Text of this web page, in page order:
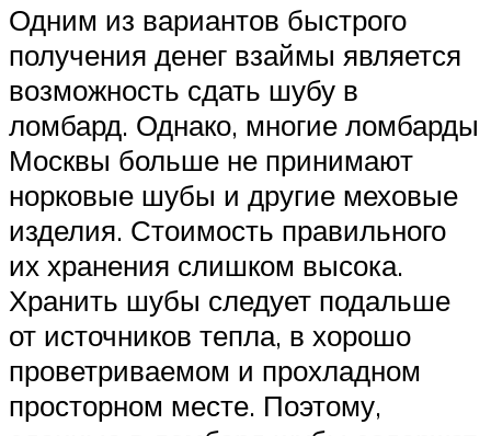
Одним из вариантов быстрого
получения денег взаймы является
возможность сдать шубу в
ломбард. Однако, многие ломбарды
Москвы больше не принимают
норковые шубы и другие меховые
изделия. Стоимость правильного
их хранения слишком высока.
Хранить шубы следует подальше
от источников тепла, в хорошо
проветриваемом и прохладном
просторном месте. Поэтому,